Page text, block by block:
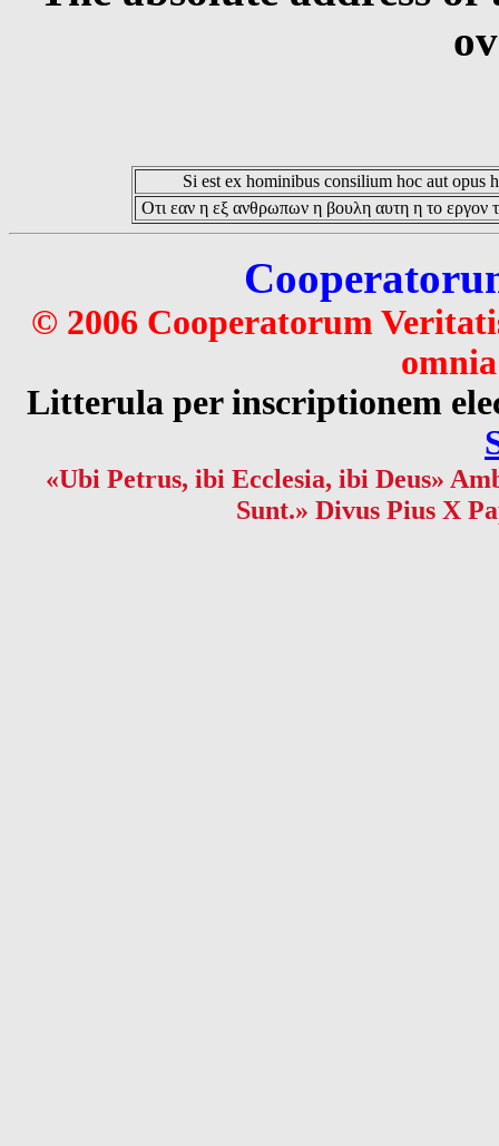
Si est ex hominibus consilium hoc aut opus
Οτι εαν η εξ ανθρωπων η βουλη αυτη η το εργον
© 2006 Cooperatorum
Litterula per inscriptionem
«Ubi Petrus, ibi Ecclesia, ibi Deus»
Sunt.» Divus Pius X